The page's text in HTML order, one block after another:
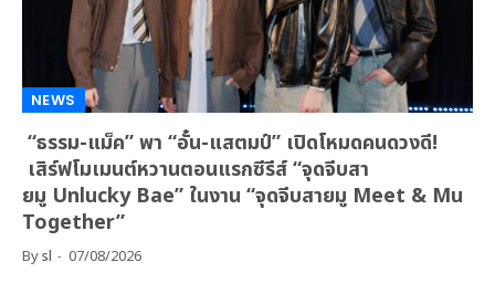
NEWS
“ธรรม-แม็ค” พา “อั๋น-แสตมป์” เปิดโหมดคนดวงดี!
เสิร์ฟโมเมนต์หวานตอนแรกซีรีส์ “จุดจีบสา
ยมู Unlucky Bae” ในงาน “จุดจีบสายมู Meet & Mu
Together”
Bysl 07/08/2026